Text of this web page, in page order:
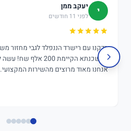
י יעקב ממן
לפני 11 חודשים
בדקנו עם רישרד הננפלד לגבי מחזור
במשכנתא הקיימת 200
אנחנו מאוד מרוצים מהשירות המקצועי.